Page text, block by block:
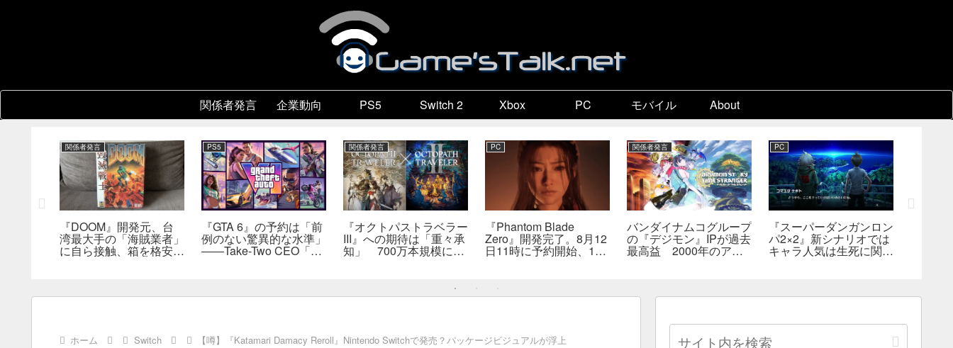
関係者発言 企業動向 PS5 Switch 2 Xbox PC モバイル About
関係者発言
『DOOM』開発元、台
湾最大手の「海賊業者」
に自ら接触、箱を格安で
PS5
『GTA 6』の予約は「前
例のない驚異的な水準」
――Take-Two CEO「販
関係者発言
『オクトパストラベラー
III』への期待は「重々承
知」 700万本規模に成
PC
『Phantom Blade
Zero』開発完了。8月12
日11時に予約開始、11
関係者発言
バンダイナムコグループ
の『デジモン』IPが過去
最高益 2000年のアニ
PC
『スーパーダンガンロン
パ2×2』新シナリオでは
キャラ人気は生死に関係
ホーム Switch 【噂】『Katamari Damacy Reroll』Nintendo Switchで発売？パッケージビジュアルが浮上